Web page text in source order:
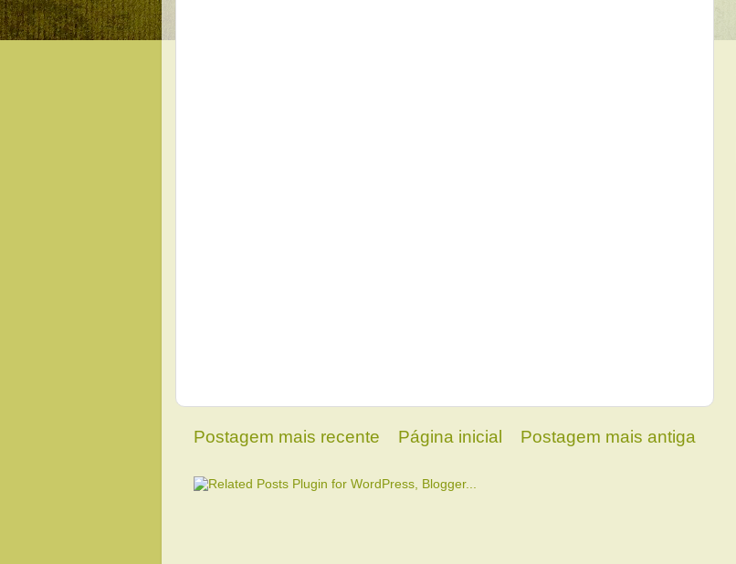
Postagem mais recente Postagem mais antiga
Página inicial